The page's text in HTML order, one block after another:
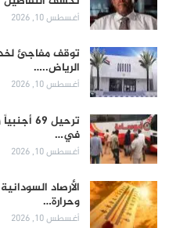
أغسطس 10, 2026
توقف مفاجئ
الرياض..…
أغسطس 10, 2026
ترحيل
في…
أغسطس 10, 2026
وحرارة…
أغسطس 10, 2026